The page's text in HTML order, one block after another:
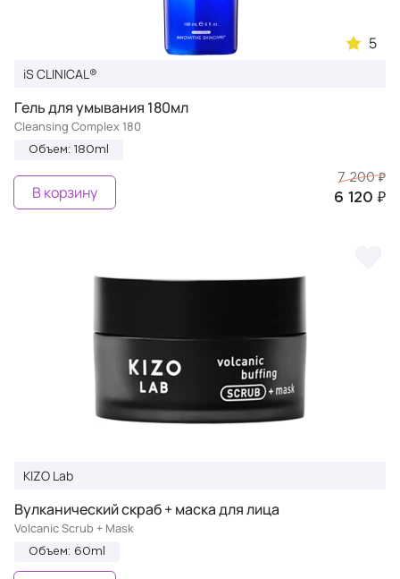
5
iS CLINICAL®
Гель для умывания 180мл
Cleansing Complex 180
Объем: 180ml
7 200 ₽
6 120 ₽
В корзину
KIZO Lab
Вулканический скраб + маска для лица
Volcanic Scrub + Mask
Объем: 60ml